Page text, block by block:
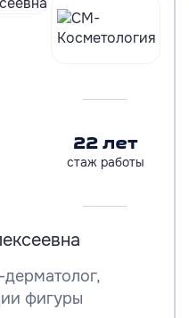
22 лет
стаж работы
фигуры